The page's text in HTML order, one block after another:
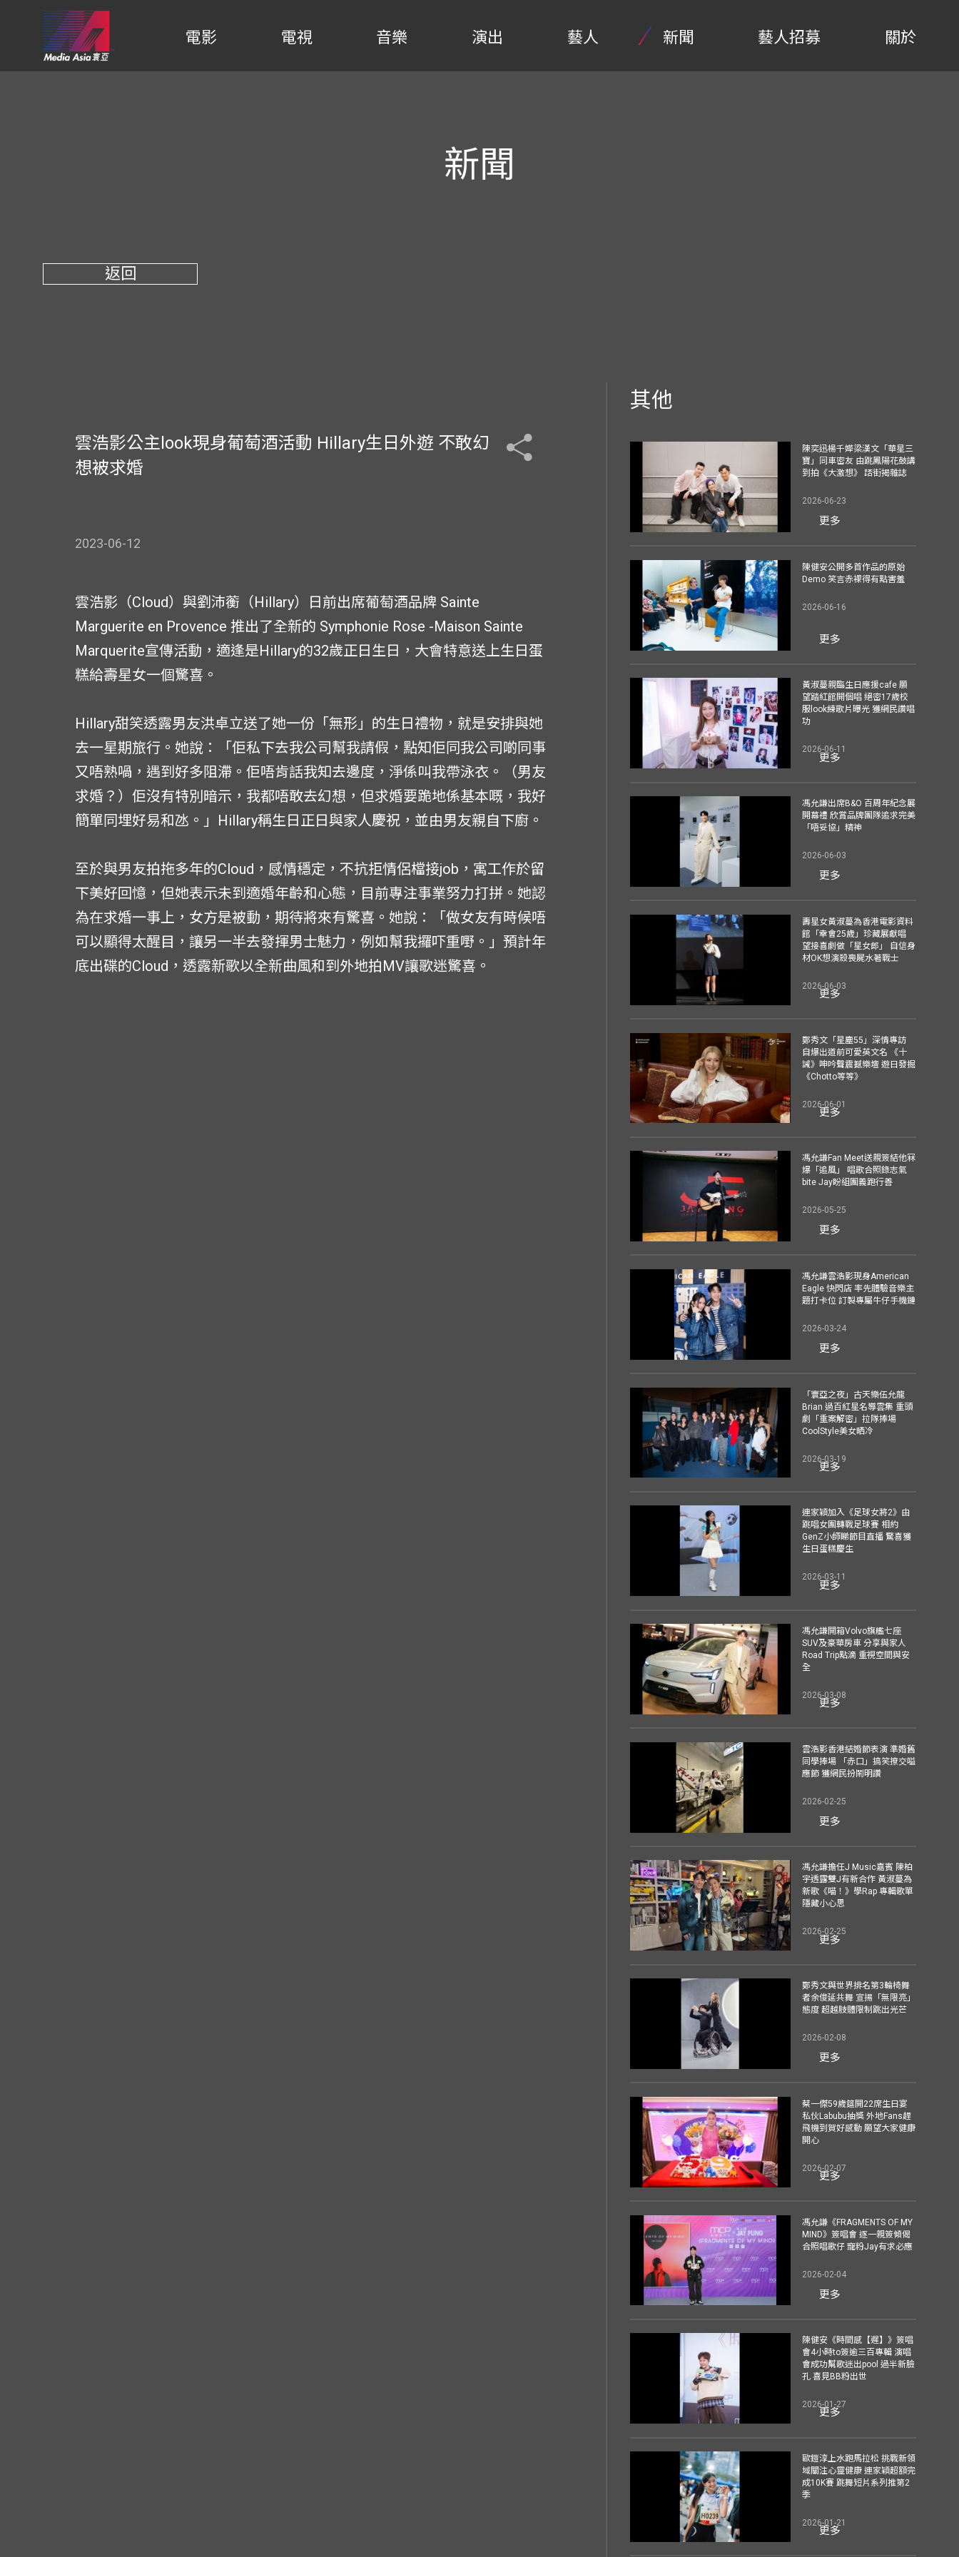
電影 電視 音樂 演出 藝人 新聞 藝人招募 關於
新聞
返回
雲浩影公主look現身葡萄酒活動 Hillary生日外遊 不敢幻
想被求婚
2023-06-12
雲浩影（Cloud）與劉沛蘅（Hillary）日前出席葡萄酒品牌 Sainte
Marguerite en Provence 推出了全新的 Symphonie Rose -Maison Sainte
Marquerite宣傳活動，適逢是Hillary的32歲正日生日，大會特意送上生日蛋
糕給壽星女一個驚喜。
Hillary甜笑透露男友洪卓立送了她一份「無形」的生日禮物，就是安排與她
去一星期旅行。她說：「佢私下去我公司幫我請假，點知佢同我公司啲同事
又唔熟喎，遇到好多阻滯。佢唔肯話我知去邊度，淨係叫我帶泳衣。（男友
求婚？）佢沒有特別暗示，我都唔敢去幻想，但求婚要跪地係基本嘅，我好
簡單同埋好易和氹。」Hillary稱生日正日與家人慶祝，並由男友親自下廚。
至於與男友拍拖多年的Cloud，感情穩定，不抗拒情侶檔接job，寓工作於留
下美好回憶，但她表示未到適婚年齡和心態，目前專注事業努力打拼。她認
為在求婚一事上，女方是被動，期待將來有驚喜。她說：「做女友有時候唔
可以顯得太醒目，讓另一半去發揮男士魅力，例如幫我攞吓重嘢。」預計年
底出碟的Cloud，透露新歌以全新曲風和到外地拍MV讓歌迷驚喜。
其他
陳奕迅楊千嬅梁漢文「華星三
寶」同車密友 由跳鳳陽花鼓講
到拍《大激想》 踎街揭雜誌
2026-06-23
更多
陳健安公開多首作品的原始
Demo 笑言赤裸得有點害羞
2026-06-16
更多
黃淑蔓親臨生日應援cafe 願
望踏紅館開個唱 絕密17歲校
服look練歌片曝光 獲網民讚唱
功
2026-06-11
更多
馮允謙出席B&O 百周年紀念展
開幕禮 欣賞品牌團隊追求完美
「唔妥協」精神
2026-06-03
更多
壽星女黃淑蔓為香港電影資料
館「幸會25歲」珍藏展獻唱
望接喜劇做「星女郎」 自信身
材OK想演殺喪屍水著戰士
2026-06-03
更多
鄭秀文「星塵55」深情專訪
自爆出道前可愛英文名 《十
誡》呻吟聲震撼樂壇 遊日發掘
《Chotto等等》
2026-06-01
更多
馮允謙Fan Meet送親簽結他冧
爆「追風」 唱歌合照錄志氣
bite Jay盼組團義跑行善
2026-05-25
更多
馮允謙雲浩影現身American
Eagle 快閃店 率先體驗音樂主
題打卡位 訂製專屬牛仔手機鏈
2026-03-24
更多
「寰亞之夜」古天樂伍允龍
Brian 過百紅星名導雲集 重頭
劇「重案解密」拉隊捧場
CoolStyle美女晒冷
2026-03-19
更多
連家穎加入《足球女將2》由
跳唱女團轉戰足球賽 相約
GenZ小師睇節目直播 驚喜獲
生日蛋糕慶生
2026-03-11
更多
馮允謙開箱Volvo旗艦七座
SUV及豪華房車 分享與家人
Road Trip點滴 重視空間與安
全
2026-03-08
更多
雲浩影香港結婚節表演 準婚舊
同學捧場 「赤口」搞笑撩交嗌
應節 獲網民扮鬧明讚
2026-02-25
更多
馮允謙擔任J Music嘉賓 陳柏
宇透露雙J有新合作 黃淑蔓為
新歌《喵！》學Rap 專輯歌單
隱藏小心思
2026-02-25
更多
鄭秀文與世界排名第3輪椅舞
者余俊延共舞 宣揚「無限亮」
態度 超越肢體限制跳出光芒
2026-02-08
更多
蔡一傑59歲筵開22席生日宴
私伙Labubu抽獎 外地Fans趕
飛機到賀好感動 願望大家健康
開心
2026-02-07
更多
馮允謙《FRAGMENTS OF MY
MIND》簽唱會 逐一親簽傾偈
合照唱歌仔 寵粉Jay有求必應
2026-02-04
更多
陳健安《時間感【遲】》簽唱
會4小時to簽逾三百專輯 演唱
會成功幫歌迷出pool 過半新臉
孔 喜見BB粉出世
2026-01-27
更多
歐鎧淳上水跑馬拉松 挑戰新領
域關注心靈健康 連家穎超額完
成10K賽 跳舞短片系列推第2
季
2026-01-21
更多